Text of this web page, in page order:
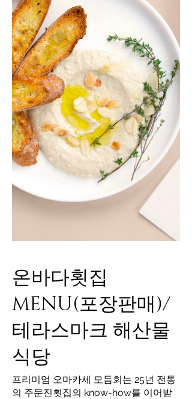
온바다횟집
MENU(포장판매)/
테라스마크 해산물
식당
프리미엄 오마카세 모듬회는 25년 전통
의 주문진횟집의 know-how를 이어받